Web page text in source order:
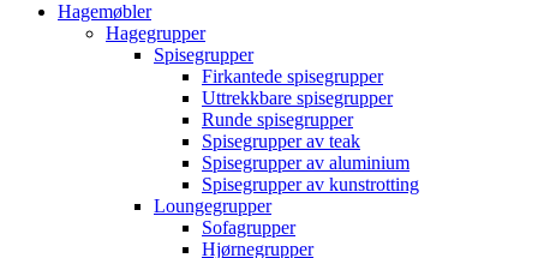
Hagemøbler
Hagegrupper
Spisegrupper
Firkantede spisegrupper
Uttrekkbare spisegrupper
Runde spisegrupper
Spisegrupper av teak
Spisegrupper av aluminium
Spisegrupper av kunstrotting
Loungegrupper
Sofagrupper
Hjørnegrupper